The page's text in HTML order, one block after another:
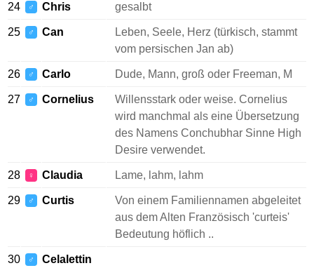
24 ♂ Chris gesalbt
25 ♂ Can
Leben, Seele, Herz (türkisch, stammt
vom persischen Jan ab)
26 ♂ Carlo Dude, Mann, groß oder Freeman, M
27 ♂ Cornelius
Willensstark oder weise. Cornelius
wird manchmal als eine Übersetzung
des Namens Conchubhar Sinne High
Desire verwendet.
28 ♀ Claudia Lame, lahm, lahm
29 ♂ Curtis
Von einem Familiennamen abgeleitet
aus dem Alten Französisch 'curteis'
Bedeutung höflich ..
30 ♂ Celalettin